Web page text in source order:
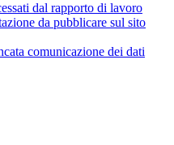
dal rapporto di lavoro
da pubblicare sul sito
comunicazione dei dati